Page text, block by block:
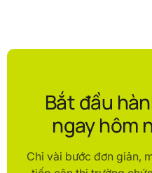
Bắt đầu
ngay hôm
Chỉ vài bước đơn giản,